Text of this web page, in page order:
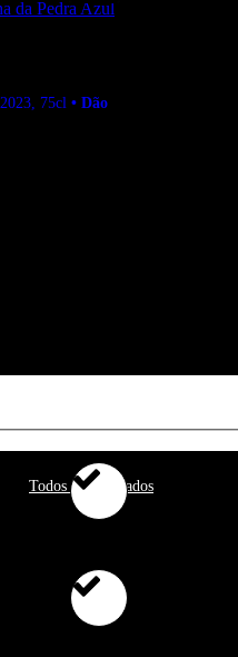
Todos os Destilados
2023, 75cl • Dão